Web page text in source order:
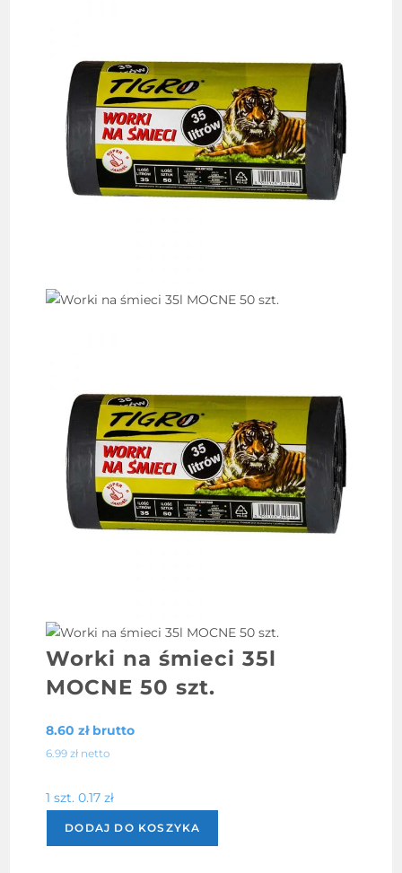
Worki na śmieci 35l
MOCNE 50 szt.
8.60złbrutto
6.99zł netto
1 szt. 0.17zł
DODAJ DO KOSZYKA